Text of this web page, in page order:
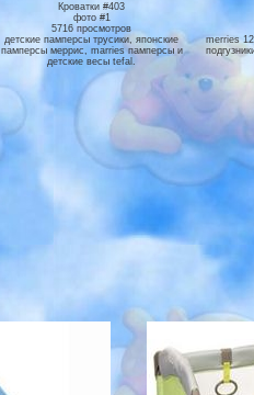
Кроватки #403
фото #1
5716 просмотров
детские памперсы трусики, японские
памперсы меррис, marries памперсы и
детские весы tefal.
merries 12